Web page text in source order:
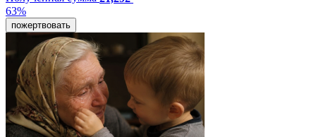
63%
пожертвовать